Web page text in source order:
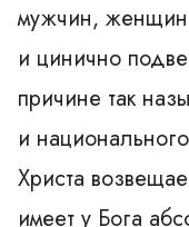
мужчин,
и цинично
причине так
и
Христа
имеет у Бога